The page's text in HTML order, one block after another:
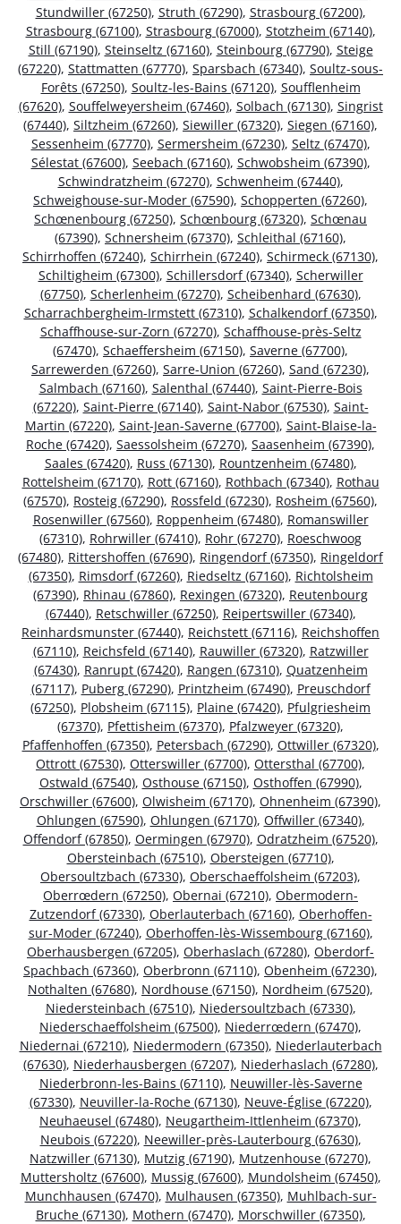
Stundwiller (67250), Struth (67290), Strasbourg (67200),
Strasbourg (67100), Strasbourg (67000), Stotzheim (67140),
Still (67190), Steinseltz (67160), Steinbourg (67790), Steige
(67220), Stattmatten (67770), Sparsbach (67340), Soultz-sous-
Forêts (67250), Soultz-les-Bains (67120), Soufflenheim
(67620), Souffelweyersheim (67460), Solbach (67130), Singrist
(67440), Siltzheim (67260), Siewiller (67320), Siegen (67160),
Sessenheim (67770), Sermersheim (67230), Seltz (67470),
Sélestat (67600), Seebach (67160), Schwobsheim (67390),
Schwindratzheim (67270), Schwenheim (67440),
Schweighouse-sur-Moder (67590), Schopperten (67260),
Schœnenbourg (67250), Schœnbourg (67320), Schœnau
(67390), Schnersheim (67370), Schleithal (67160),
Schirrhoffen (67240), Schirrhein (67240), Schirmeck (67130),
Schiltigheim (67300), Schillersdorf (67340), Scherwiller
(67750), Scherlenheim (67270), Scheibenhard (67630),
Scharrachbergheim-Irmstett (67310), Schalkendorf (67350),
Schaffhouse-sur-Zorn (67270), Schaffhouse-près-Seltz
(67470), Schaeffersheim (67150), Saverne (67700),
Sarrewerden (67260), Sarre-Union (67260), Sand (67230),
Salmbach (67160), Salenthal (67440), Saint-Pierre-Bois
(67220), Saint-Pierre (67140), Saint-Nabor (67530), Saint-
Martin (67220), Saint-Jean-Saverne (67700), Saint-Blaise-la-
Roche (67420), Saessolsheim (67270), Saasenheim (67390),
Saales (67420), Russ (67130), Rountzenheim (67480),
Rottelsheim (67170), Rott (67160), Rothbach (67340), Rothau
(67570), Rosteig (67290), Rossfeld (67230), Rosheim (67560),
Rosenwiller (67560), Roppenheim (67480), Romanswiller
(67310), Rohrwiller (67410), Rohr (67270), Roeschwoog
(67480), Rittershoffen (67690), Ringendorf (67350), Ringeldorf
(67350), Rimsdorf (67260), Riedseltz (67160), Richtolsheim
(67390), Rhinau (67860), Rexingen (67320), Reutenbourg
(67440), Retschwiller (67250), Reipertswiller (67340),
Reinhardsmunster (67440), Reichstett (67116), Reichshoffen
(67110), Reichsfeld (67140), Rauwiller (67320), Ratzwiller
(67430), Ranrupt (67420), Rangen (67310), Quatzenheim
(67117), Puberg (67290), Printzheim (67490), Preuschdorf
(67250), Plobsheim (67115), Plaine (67420), Pfulgriesheim
(67370), Pfettisheim (67370), Pfalzweyer (67320),
Pfaffenhoffen (67350), Petersbach (67290), Ottwiller (67320),
Ottrott (67530), Otterswiller (67700), Ottersthal (67700),
Ostwald (67540), Osthouse (67150), Osthoffen (67990),
Orschwiller (67600), Olwisheim (67170), Ohnenheim (67390),
Ohlungen (67590), Ohlungen (67170), Offwiller (67340),
Offendorf (67850), Oermingen (67970), Odratzheim (67520),
Obersteinbach (67510), Obersteigen (67710),
Obersoultzbach (67330), Oberschaeffolsheim (67203),
Oberrœdern (67250), Obernai (67210), Obermodern-
Zutzendorf (67330), Oberlauterbach (67160), Oberhoffen-
sur-Moder (67240), Oberhoffen-lès-Wissembourg (67160),
Oberhausbergen (67205), Oberhaslach (67280), Oberdorf-
Spachbach (67360), Oberbronn (67110), Obenheim (67230),
Nothalten (67680), Nordhouse (67150), Nordheim (67520),
Niedersteinbach (67510), Niedersoultzbach (67330),
Niederschaeffolsheim (67500), Niederrœdern (67470),
Niedernai (67210), Niedermodern (67350), Niederlauterbach
(67630), Niederhausbergen (67207), Niederhaslach (67280),
Niederbronn-les-Bains (67110), Neuwiller-lès-Saverne
(67330), Neuviller-la-Roche (67130), Neuve-Église (67220),
Neuhaeusel (67480), Neugartheim-Ittlenheim (67370),
Neubois (67220), Neewiller-près-Lauterbourg (67630),
Natzwiller (67130), Mutzig (67190), Mutzenhouse (67270),
Muttersholtz (67600), Mussig (67600), Mundolsheim (67450),
Munchhausen (67470), Mulhausen (67350), Muhlbach-sur-
Bruche (67130), Mothern (67470), Morschwiller (67350),